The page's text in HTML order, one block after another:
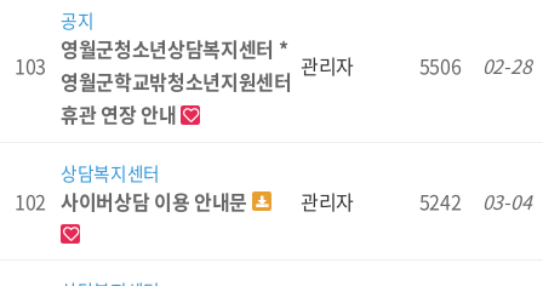
103
공지
영월군청소년상담복지센터 *
영월군학교밖청소년지원센터
휴관 연장 안내
관리자 5506 02-28
102
상담복지센터
사이버상담 이용 안내문 관리자 5242 03-04